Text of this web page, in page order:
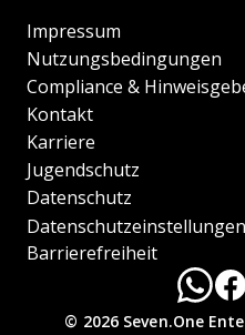
Impressum
Nutzungsbedingungen
Compliance &
Kontakt
Karriere
Jugendschutz
Datenschutz
Datenschutzeinstellungen
Barrierefreiheit
© 2026 Seven.One